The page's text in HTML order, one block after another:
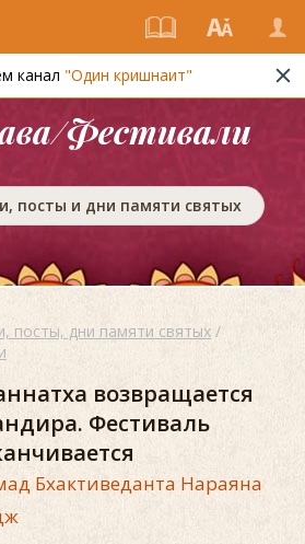
канал"Один кришнаит"
Фестивали
посты и дни памяти святых
посты, дни памяти святых /
возвращается
Фестиваль
Бхактиведанта Нараяна